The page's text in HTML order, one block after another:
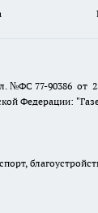
77-90386 от
Федерации: